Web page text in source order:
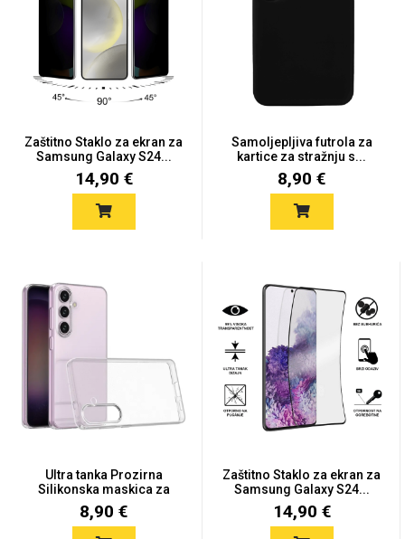
Zaštitno Staklo za ekran za
Samsung Galaxy S24...
14,90 €
Samoljepljiva futrola za
kartice za stražnju s...
8,90 €
Ultra tanka Prozirna
Silikonska maskica za
Sam...
8,90 €
Zaštitno Staklo za ekran za
Samsung Galaxy S24...
14,90 €
Sleng Feel Good
Valentinovo
Love motivi I Need Some Space
Univerzalne futrole i
Preklopne maskice